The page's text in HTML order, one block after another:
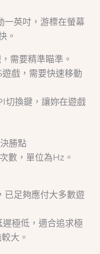
英吋，游標在螢幕
。
需要精準瞄準。
戲，需要快速移動
切換鍵，讓妳在遊戲
勝點
數，單位為Hz。
已足夠應付大多數遊
遲極低，適合追求極
大。